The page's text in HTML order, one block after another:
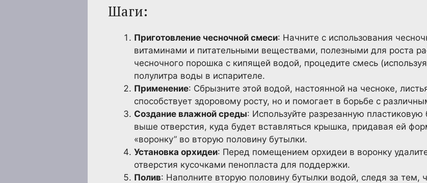
Шаги:
Приготовление чесночной смеси: Начните с использования
витаминами и питательными веществами, полезными для роста
чесночного порошка с кипящей водой, процедите смесь
полулитра воды в испарителе.
Применение: Сбрызните этой водой, настоянной на чесноке,
способствует здоровому росту, но и помогает в борьбе с
Создание влажной среды: Используйте разрезанную
выше отверстия, куда будет вставляться крышка, придавая ей
«воронку” во вторую половину бутылки.
Установка орхидеи: Перед помещением орхидеи в воронку
отверстия кусочками пенопласта для поддержки.
Полив: Наполните вторую половину бутылки водой, следя за тем,